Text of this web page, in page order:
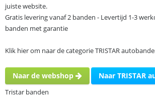
juiste website.
Gratis levering vanaf 2 banden - Levertijd 1-3
banden met garantie
Klik hier om naar de categorie TRISTAR
Naar de webshop Naar TRISTAR
Tristar banden